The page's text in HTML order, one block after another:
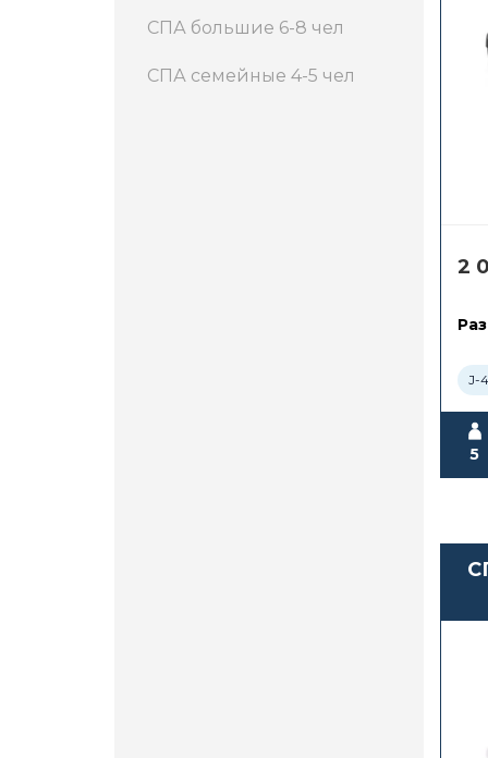
СПА большие 6-8 чел
СПА семейные 4-5 чел
2
J-
5